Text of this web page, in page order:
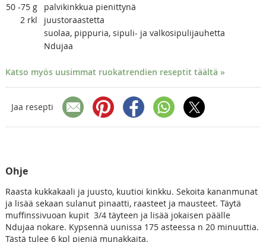
50 -75 g
palvikinkkua pienittynä
2 rkl
juustoraastetta
suolaa, pippuria, sipuli- ja valkosipulijauhetta
Ndujaa
Katso myös uusimmat ruokatrendien reseptit täältä »
Jaa resepti
Ohje
Raasta kukkakaali ja juusto, kuutioi kinkku. Sekoita kananmunat
ja lisää sekaan sulanut pinaatti, raasteet ja mausteet. Täytä
muffinssivuoan kupit 3/4 täyteen ja lisää jokaisen päälle
Ndujaa nokare. Kypsennä uunissa 175 asteessa n 20 minuuttia.
Tästä tulee 6 kpl pieniä munakkaita.